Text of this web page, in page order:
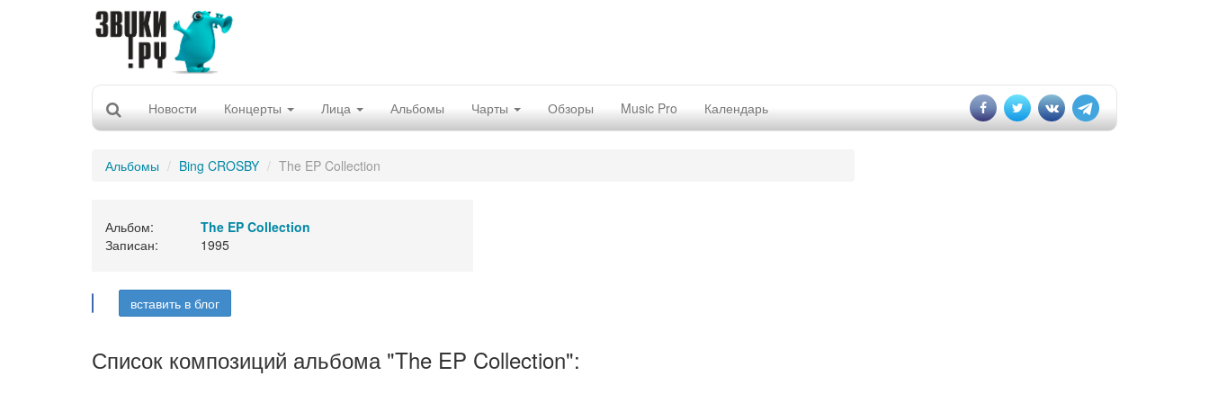
Новости Концерты Лица Альбомы Чарты Обзоры Music Pro Календарь
Альбомы Bing CROSBY The EP Collection
Альбом:
The EP Collection
Записан:
1995
вставить в блог
Список композиций альбома "The EP Collection":